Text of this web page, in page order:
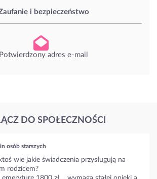
i bezpieczeństwo
Potwierdzony adres e-mail
DO SPOŁECZNOŚCI
przysługują na